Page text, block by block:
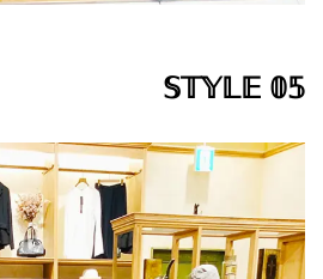
𝕊𝕋𝕐𝕃𝔼 𝟘𝟝